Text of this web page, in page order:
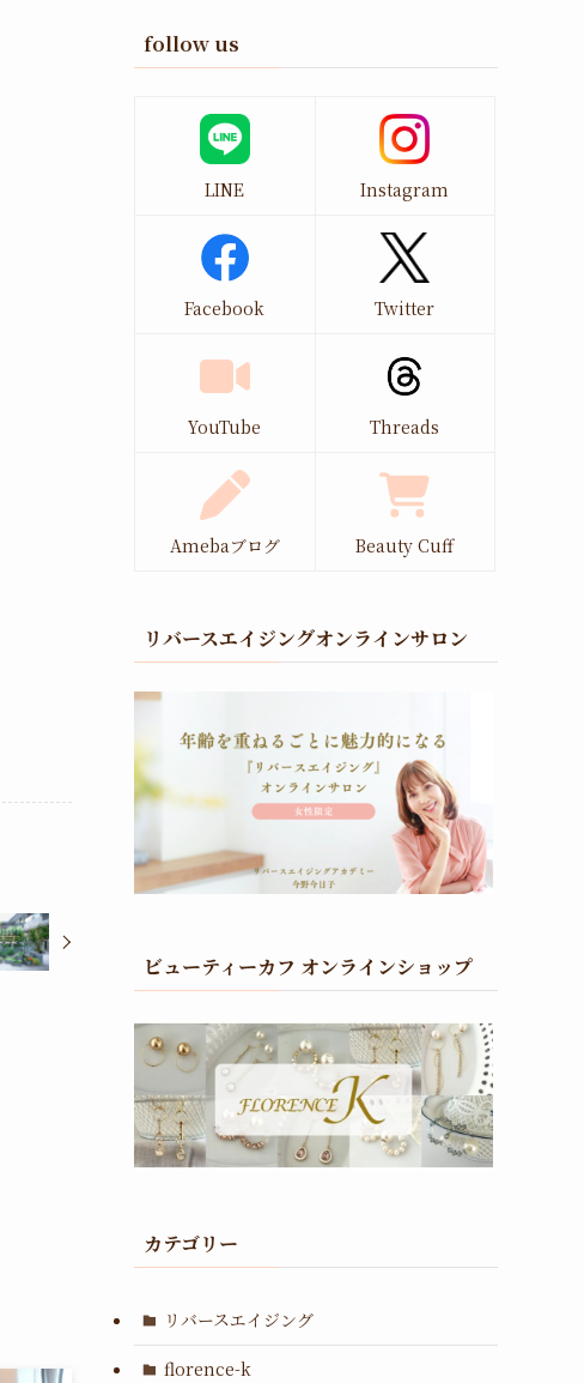
follow us
LINE Instagram
Facebook Twitter
YouTube Threads
Amebaブログ Beauty Cuff
リバースエイジングオンラインサロン
ビューティーカフ オンラインショップ
カテゴリー
リバースエイジング
florence-k